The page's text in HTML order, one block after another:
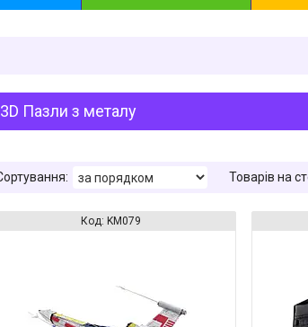
3D Пазли з металу
KM079